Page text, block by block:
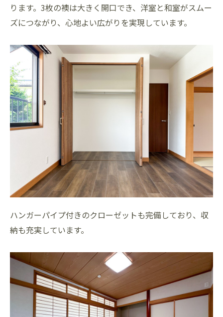
ります。3枚の襖は大きく開口でき、洋室と和室がスムー
ズにつながり、心地よい広がりを実現しています。
ハンガーパイプ付きのクローゼットも完備しており、収
納も充実しています。